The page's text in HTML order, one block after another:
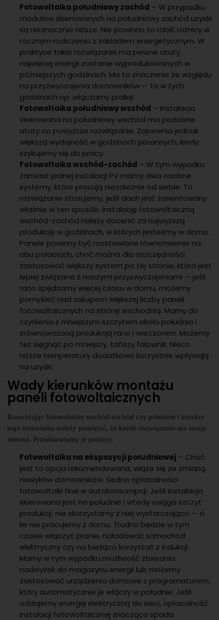
Fotowoltaika południowy zachód – W przypadku
modułów skierowanych na południowy zachód uzyski
są nieznacznie niższe. Nie powinno to robić różnicy w
rocznym rozliczeniu z zakładem energetycznym. W
praktyce takie rozwiązanie ma pewne atuty:
najwięcej energii zostanie wyprodukowanych w
późniejszych godzinach. Ma to znaczenie ze względu
na przyzwyczajenia domowników — to w tych
godzinach np. włączamy pralkę.
Fotowoltaika południowy wschód – Instalacja
skierowana na południowy wschód ma podobne
atuty co powyższe rozwiązanie. Zapewnia jednak
większą wydajność w godzinach porannych, kiedy
szykujemy się do pracy.
Fotowoltaika wschód-zachód – W tym wypadku
zamiast jednej instalacji PV mamy dwa osobne
systemy, które pracują niezależnie od siebie. To
rozwiązanie stosujemy, jeśli dach jest zorientowany
właśnie w ten sposób. Instalację fotowoltaiczną
wschód-zachód należy docenić za najwyższą
produkcję w godzinach, w których jesteśmy w domu.
Panele powinny być rozstawione równomiernie na
obu połaciach, choć można dla oszczędności
zastosować większy system po tej stronie, która jest
lepiej związana z naszymi przyzwyczajeniami — jeśli
rano spędzamy więcej czasu w domu, możemy
pomyśleć nad zakupem większej liczby paneli
fotowoltaicznych na stronę wschodnią. Mamy do
czynienia z mniejszym szczytem około południa i
zrównoważoną produkcją rano i wieczorem. Możemy
też sięgnąć po mniejszy, tańszy falownik. Nieco
niższe temperatury dodatkowo korzystnie wpływają
na uzyski.
Wady kierunków montażu
paneli fotowoltaicznych
Rozważając fotowoltaikę wschód-zachód czy południe i korekty
tego ustawienia należy pamiętać, że każde rozwiązanie ma swoje
minusy. Przedstawiamy je poniżej.
Fotowoltaika na ekspozycji południowej – Choć
jest to opcja rekomendowana, wiąże się ze zmianą
nawyków domowników. Sedno opłacalności
fotowoltaiki tkwi w autokonsumpcji. Jeśli instalacja
skierowana jest na południe i wtedy osiąga szczyt
produkcji, nie skorzystamy z niej wystarczająco — o
ile nie pracujemy z domu. Trudno będzie w tym
czasie włączyć pranie, naładować samochód
elektryczny czy na bieżąco korzystać z indukcji.
Mamy w tym wypadku możliwość zbierania
nadwyżek do magazynu energii lub możemy
zastosować urządzenia domowe z programatorem,
który automatycznie je włączy w południe. Jeśli
oddajemy energię elektryczną do sieci, opłacalność
instalacji fotowoltaicznej znacząco spada.